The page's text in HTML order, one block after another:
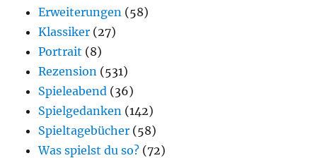
Erweiterungen (58)
Klassiker (27)
Portrait (8)
Rezension (531)
Spieleabend (36)
Spielgedanken (142)
Spieltagebücher (58)
Was spielst du so? (72)